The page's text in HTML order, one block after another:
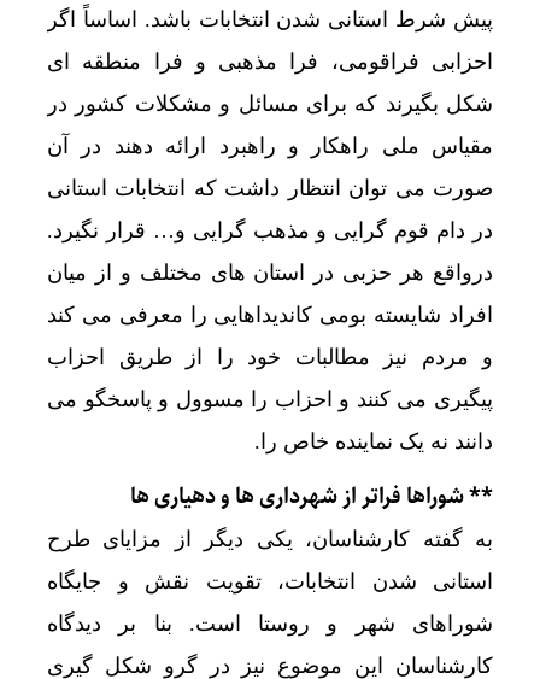
پیش شرط استانی شدن انتخابات باشد. اساساً اگر
احزابی فراقومی، فرا مذهبی و فرا منطقه ای
شکل بگیرند که برای مسائل و مشکلات کشور در
مقیاس ملی راهکار و راهبرد ارائه دهند در آن
صورت می توان انتظار داشت که انتخابات استانی
در دام قوم گرایی و مذهب گرایی و… قرار نگیرد.
درواقع هر حزبی در استان های مختلف و از میان
افراد شایسته بومی کاندیداهایی را معرفی می کند
و مردم نیز مطالبات خود را از طریق احزاب
پیگیری می کنند و احزاب را مسوول و پاسخگو می
دانند نه یک نماینده خاص را.
** شوراها فراتر از شهرداری ها و دهیاری ها
به گفته کارشناسان، یکی دیگر از مزایای طرح
استانی شدن انتخابات، تقویت نقش و جایگاه
شوراهای شهر و روستا است. بنا بر دیدگاه
کارشناسان این موضوع نیز در گرو شکل گیری